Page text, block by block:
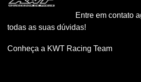
Entre em contato
todas as suas dúvidas!
Conheça a KWT Racing Team